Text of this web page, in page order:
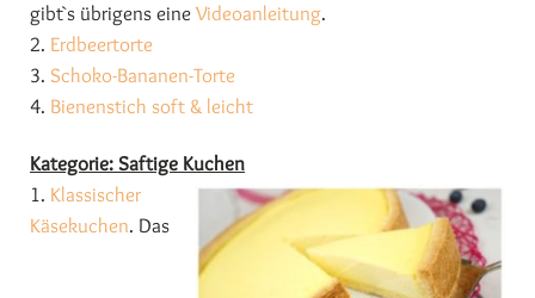
gibt`s übrigens eine Videoanleitung.
2. Erdbeertorte
3. Schoko-Bananen-Torte
4. Bienenstich soft & leicht
Kategorie: Saftige Kuchen
1. Klassischer
Käsekuchen. Das